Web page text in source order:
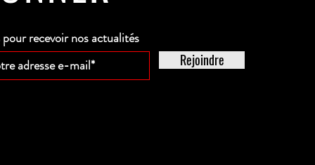
recevoir nos actualités
Rejoindre